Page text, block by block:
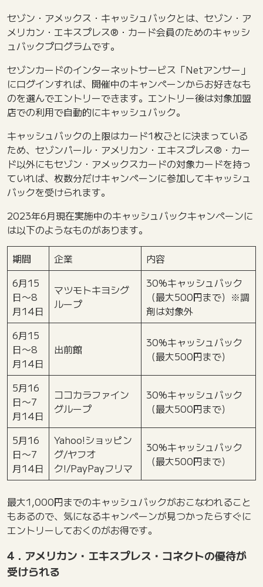
セゾン・アメックス・キャッシュバックとは、セゾン・ア
メリカン・エキスプレス®・カード会員のためのキャッシ
ュバックプログラムです。
セゾンカードのインターネットサービス「Netアンサー」
にログインすれば、開催中のキャンペーンからお好きなも
のを選んでエントリーできます。エントリー後は対象加盟
店での利用で自動的にキャッシュバック。
キャッシュバックの上限はカード1枚ごとに決まっている
ため、セゾンパール・アメリカン・エキスプレス®・カー
ド以外にもセゾン・アメックスカードの対象カードを持っ
ていれば、枚数分だけキャンペーンに参加してキャッシュ
バックを受けられます。
2023年6月現在実施中のキャッシュバックキャンペーンに
は以下のようなものがあります。
期間 企業
内容
6月15
日〜8
月14日
マツモトキヨシグ
ループ
30%キャッシュバック
（最大500円まで）※調
剤は対象外
6月15
日〜8
月14日
出前館
30%キャッシュバック
（最大500円まで）
5月16
日〜7
月14日
ココカラファイン
グループ
30%キャッシュバック
（最大500円まで）
5月16
日〜7
月14日
Yahoo!ショッピン
グ/ヤフオ
ク!/PayPayフリマ
30%キャッシュバック
（最大500円まで）
最大1,000円までのキャッシュバックがおこなわれること
もあるので、気になるキャンペーンが見つかったらすぐに
エントリーしておくのがお得です。
4．アメリカン・エキスプレス・コネクトの優待が
受けられる